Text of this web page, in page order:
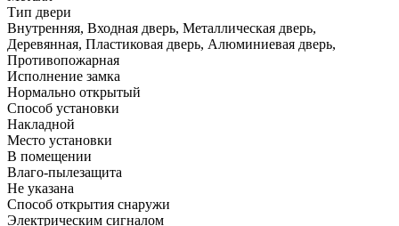
Тип двери
Внутренняя, Входная дверь, Металлическая дверь,
Деревянная, Пластиковая дверь, Алюминиевая дверь,
Противопожарная
Исполнение замка
Нормально открытый
Способ установки
Накладной
Место установки
В помещении
Влаго-пылезащита
Не указана
Способ открытия снаружи
Электрическим сигналом